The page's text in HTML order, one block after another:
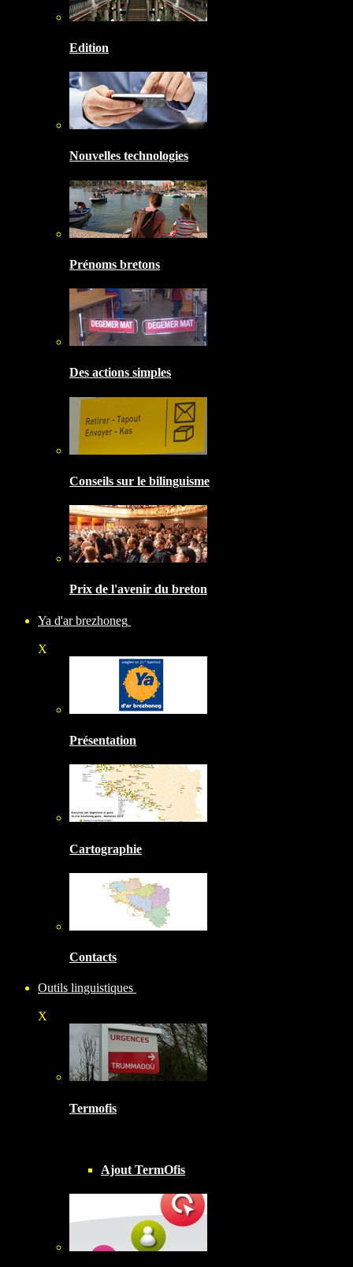
Edition
Nouvelles technologies
Prénoms bretons
Des actions simples
Conseils sur le bilinguisme
Prix de l'avenir du breton
Ya d'ar brezhoneg
X
Présentation
Cartographie
Contacts
Outils linguistiques
X
Termofis
Ajout TermOfis